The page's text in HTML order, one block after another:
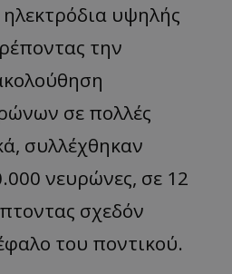
υψηλής
την
σε πολλές
συλλέχθηκαν
νευρώνες, σε 12
σχεδόν
του ποντικού.